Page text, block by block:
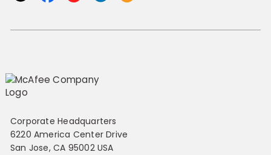
Corporate Headquarters
6220 America Center Drive
San Jose, CA 95002 USA